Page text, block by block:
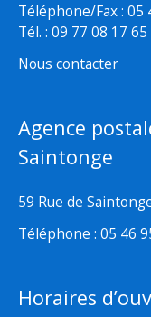
Téléphone/Fax : 05
Tél. : 09 77 08 17
Nous contacter
Agence
Saintonge
59 Rue de
Téléphone : 05 46
Horaires